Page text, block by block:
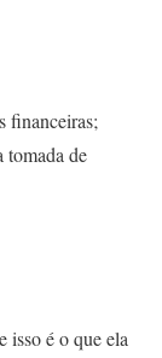
financeiras;
tomada de
isso é o que ela